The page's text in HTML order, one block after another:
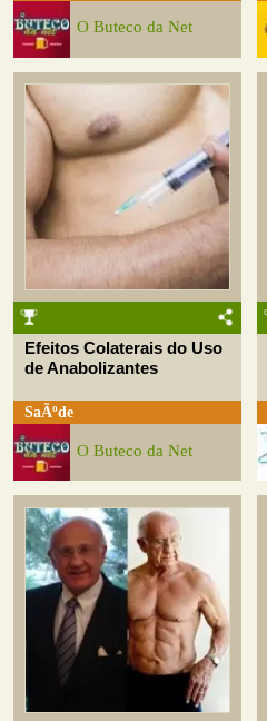
O Buteco da Net
Efeitos Colaterais do Uso
de Anabolizantes
SaÃºde
O Buteco da Net